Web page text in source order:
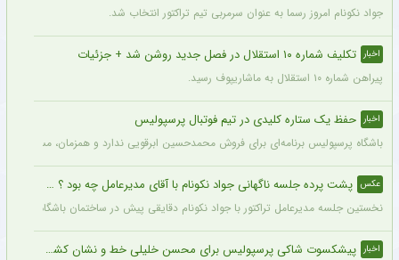
جواد نکونام امروز رسما به عنوان سرمربی تیم تراکتور انتخاب شد.
اخبار تکلیف شماره ۱۰ استقلال در فصل جدید روشن شد + جزئیات
پیراهن شماره ۱۰ استقلال به ماشاریپوف رسید.
اخبار حفظ یک ستاره کلیدی در تیم فوتبال پرسپولیس
باشگاه پرسپولیس برنامه‌ای برای فروش محمدحسین ابرقویی ندارد و همزمان، مسئولان
عکس پشت پرده جلسه ناگهانی جواد نکونام با آقای مدیرعامل چه بود ؟ + عکس
نخستین جلسه مدیرعامل تراکتور با جواد نکونام دقایقی پیش در ساختمان باشگاه برگزار
اخبار پیشکسوت شاکی پرسپولیس برای محسن خلیلی خط و نشان کشید + جزئیات